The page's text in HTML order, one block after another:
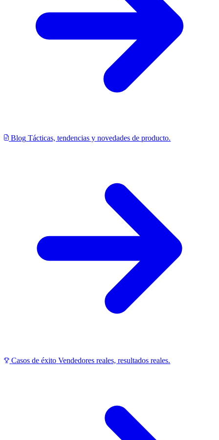
Blog Tácticas, tendencias y novedades de producto.
Casos de éxito Vendedores reales, resultados reales.